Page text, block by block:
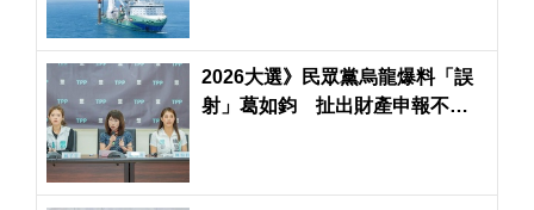
2026大選》民眾黨烏龍爆料「誤
射」葛如鈞 扯出財產申報不實